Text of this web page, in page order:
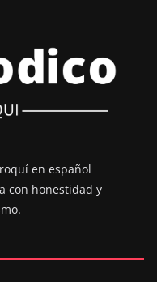
en español
con honestidad y